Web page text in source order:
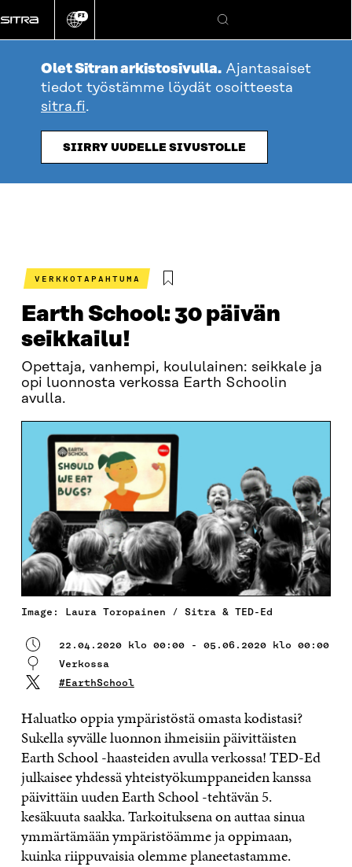
suoraan
sisältöön
Vaihda
kieli
FI
Hae
Olet Sitran arkistosivulla. Ajantasaiset
tiedot työstämme löydät osoitteesta
sitra.fi.
SIIRRY UUDELLE SIVUSTOLLE
VERKKOTAPAHTUMA
Earth School: 30 päivän
seikkailu!
Opettaja, vanhempi, koululainen: seikkale ja
opi luonnosta verkossa Earth Schoolin
avulla.
Image: Laura Toropainen / Sitra & TED-Ed
22.04.2020 klo 00:00 - 05.06.2020 klo 00:00
Verkossa
#EarthSchool
Haluatko oppia ympäristöstä ​​omasta kodistasi?
Sukella syvälle luonnon ihmeisiin päivittäisten
Earth School -haasteiden avulla verkossa! TED-Ed
julkaisee yhdessä yhteistyökumppaneiden kanssa
päivittäin uuden Earth School -tehtävän 5.
kesäkuuta saakka. Tarkoituksena on auttaa sinua
ymmärtämään ympäristöämme ja oppimaan,
kuinka riippuvaisia ​​olemme planeetastamme.